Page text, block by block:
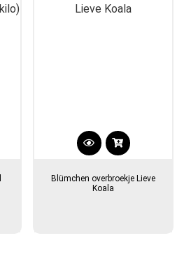
Blümchen overbroekje Lieve
Koala